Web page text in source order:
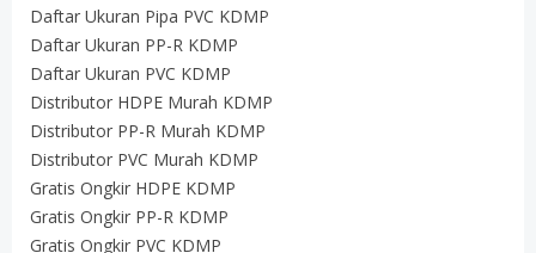
Daftar Ukuran Pipa PVC KDMP
Daftar Ukuran PP-R KDMP
Daftar Ukuran PVC KDMP
Distributor HDPE Murah KDMP
Distributor PP-R Murah KDMP
Distributor PVC Murah KDMP
Gratis Ongkir HDPE KDMP
Gratis Ongkir PP-R KDMP
Gratis Ongkir PVC KDMP